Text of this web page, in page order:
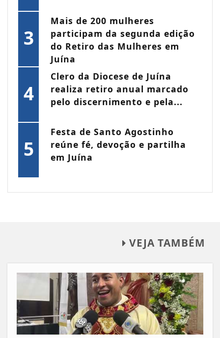
3
Mais de 200 mulheres
participam da segunda edição
do Retiro das Mulheres em
Juína
4
Clero da Diocese de Juína
realiza retiro anual marcado
pelo discernimento e pela...
5
Festa de Santo Agostinho
reúne fé, devoção e partilha
em Juína
VEJA TAMBÉM